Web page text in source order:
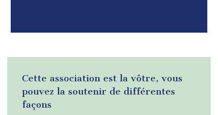
Cette association est la vôtre, vous
pouvez la soutenir de différentes
façons